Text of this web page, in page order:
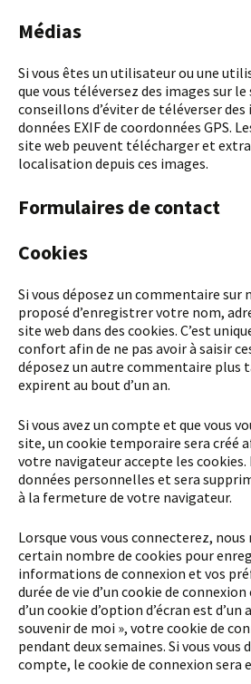
Médias
Si vous êtes un utilisateur ou une utilisatrice enregistré·e et
que vous téléversez des images sur
conseillons d’éviter de téléverser
données EXIF de coordonnées GPS.
site web peuvent télécharger et
localisation depuis ces images.
Formulaires de contact
Cookies
Si vous déposez un commentaire sur notre site, il vous sera
proposé d’enregistrer votre nom,
site web dans des cookies. C’est
confort afin de ne pas avoir à saisir
déposez un autre commentaire plus
expirent au bout d’un an.
Si vous avez un compte et que vous vous connectez sur ce
site, un cookie temporaire sera créé
votre navigateur accepte les
données personnelles et sera
à la fermeture de votre navigateur.
Lorsque vous vous connecterez, nous mettrons en place un
certain nombre de cookies pour
informations de connexion et vos
durée de vie d’un cookie de
d’un cookie d’option d’écran est d’un
souvenir de moi », votre cookie de
pendant deux semaines. Si vous vous
compte, le cookie de connexion sera